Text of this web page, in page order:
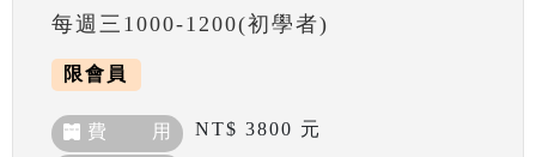
每週三1000-1200(初學者)
限會員
費 用 NT$ 3800 元